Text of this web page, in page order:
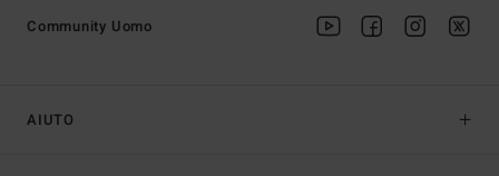
AIUTO
Community Uomo